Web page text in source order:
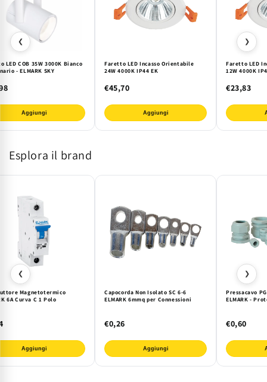
❮
LED COB 35W 3000K Bianco
- ELMARK SKY
Aggiungi
Faretto LED Incasso Orientabile
24W 4000K IP44 EK
€45,70
Aggiungi
Faretto LED
12W 4000K
€23,83
❯
Esplora il brand
❮
Magnetotermico
6A Curva C 1 Polo
Aggiungi
Capocorda Non Isolato SC 6-6
ELMARK 6mmq per Connessioni
€0,26
Aggiungi
Pressacavo
ELMARK -
€0,60
❯